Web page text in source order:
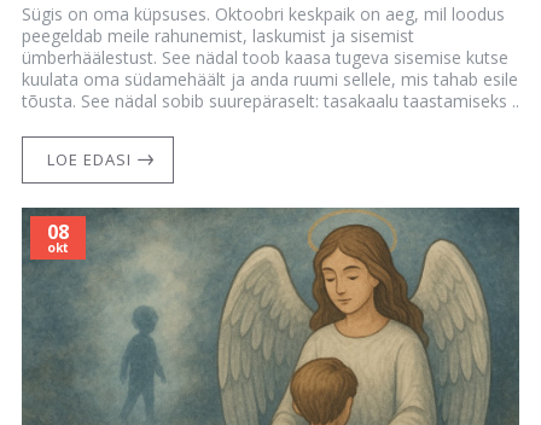
Sügis on oma küpsuses. Oktoobri keskpaik on aeg, mil loodus
peegeldab meile rahunemist, laskumist ja sisemist
ümberhäälestust. See nädal toob kaasa tugeva sisemise kutse
kuulata oma südamehäält ja anda ruumi sellele, mis tahab esile
tõusta. See nädal sobib suurepäraselt: tasakaalu taastamiseks ..
LOE EDASI
08
okt